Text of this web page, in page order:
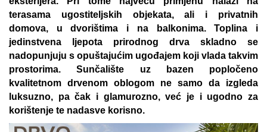
terasama ugostiteljskih objekata, ali i privatnih
domova, u dvorištima i na balkonima. Toplina i
jedinstvena ljepota prirodnog drva skladno se
nadopunjuju s opuštajućim ugođajem koji vlada takvim
prostorima. Sunčalište uz bazen popločeno
kvalitetnom drvenom oblogom ne samo da izgleda
luksuzno, pa čak i glamurozno, već je i ugodno za
korištenje te nadasve korisno.